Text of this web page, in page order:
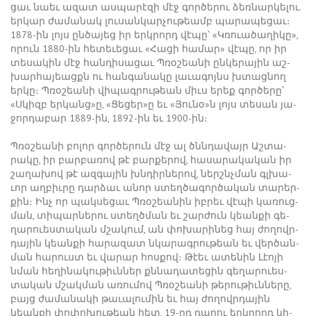
ցաւ նաեւ ա­զատ աս­պա­րէ­զի մէջ գոր­ծե­րու ձեռ­նար­կե­լու.
եր­կար ժա­մա­նակ լու­սան­կար­չու­թեամբ պա­րա­պե­ցաւ։
1878-ին լոյս ըն­ծա­յեց իր երկ­րորդ վէ­պը՝ «Կ­ռո­ւա­ծա­ղի­կը»,
ո­րուն 1880-ին հե­տե­ւե­ցաւ «­Հա­ցի հա­մար» վէ­պը, որ իր
տե­սա­կին մէջ հան­դի­սա­ցաւ Պ­ռօ­շեա­նի ըն­կե­րա­յին աշ­
խար­հա­յեացքն ու հան­գա­նա­կը լա­ւա­գոյնս խտաց­նող
եր­կը։ Պ­ռօ­շեա­նի վի­պագ­րու­թեան միւս ե­րեք գոր­ծե­րը՝
«Ս­կիզբ եր­կանց»ը, «­Ցե­ցեր»ը եւ «­Յու­նօ»ն ­լոյս տե­սան յա­
ջոր­դա­բար 1889-ին, 1892-ին եւ 1900-ին։
Պ­ռօ­շեա­նի բո­լոր գոր­ծե­րուն մէջ ալ ծննդա­վայր Աշ­տա­
րա­կը, իր բար­բա­ռով թէ բար­քե­րով, հա­սա­րա­կա­կան իր
շա­ղա­խով թէ ազ­գա­յին խնդիր­նե­րով, ներշնչ­ման գլխա­
ւոր աղ­բիւ­րը դար­ձաւ ա­նոր ստեղ­ծա­գոր­ծա­կան տա­րեր­
քին։ Ինչ որ պակ­սե­ցաւ Պ­ռօ­շեա­նին իբ­րեւ վէ­պի կա­ռուց­
ման, տի­պար­նե­րու ստեղծ­ման եւ շար­ժուն կեան­քի գե­
ղա­րո­ւես­տա­կան մշա­կում, ան փո­խա­րի­նեց հայ ժո­ղովր­
դա­յին կեան­քի հա­րա­զատ նկա­րագ­րու­թեան եւ վեր­ծան­
ման հա­րուստ եւ վա­րար հոս­քով։ ­Թէեւ ա­տե­նին ­Լէո­յի
նման հե­ղի­նա­կու­թիւն­ներ քննա­դա­տե­ցին գե­ղա­րո­ւես­
տա­կան մշակ­ման ա­ռու­մով Պ­ռօ­շեա­նի թե­րու­թիւն­նե­րը,
բայց ժա­մա­նա­կի թա­ւա­լու­մին եւ հայ ժո­ղովր­դա­յին
կեան­քի փո­փո­խու­թեան հետ, 19-րդ ­դա­րու երկ­րորդ կի­